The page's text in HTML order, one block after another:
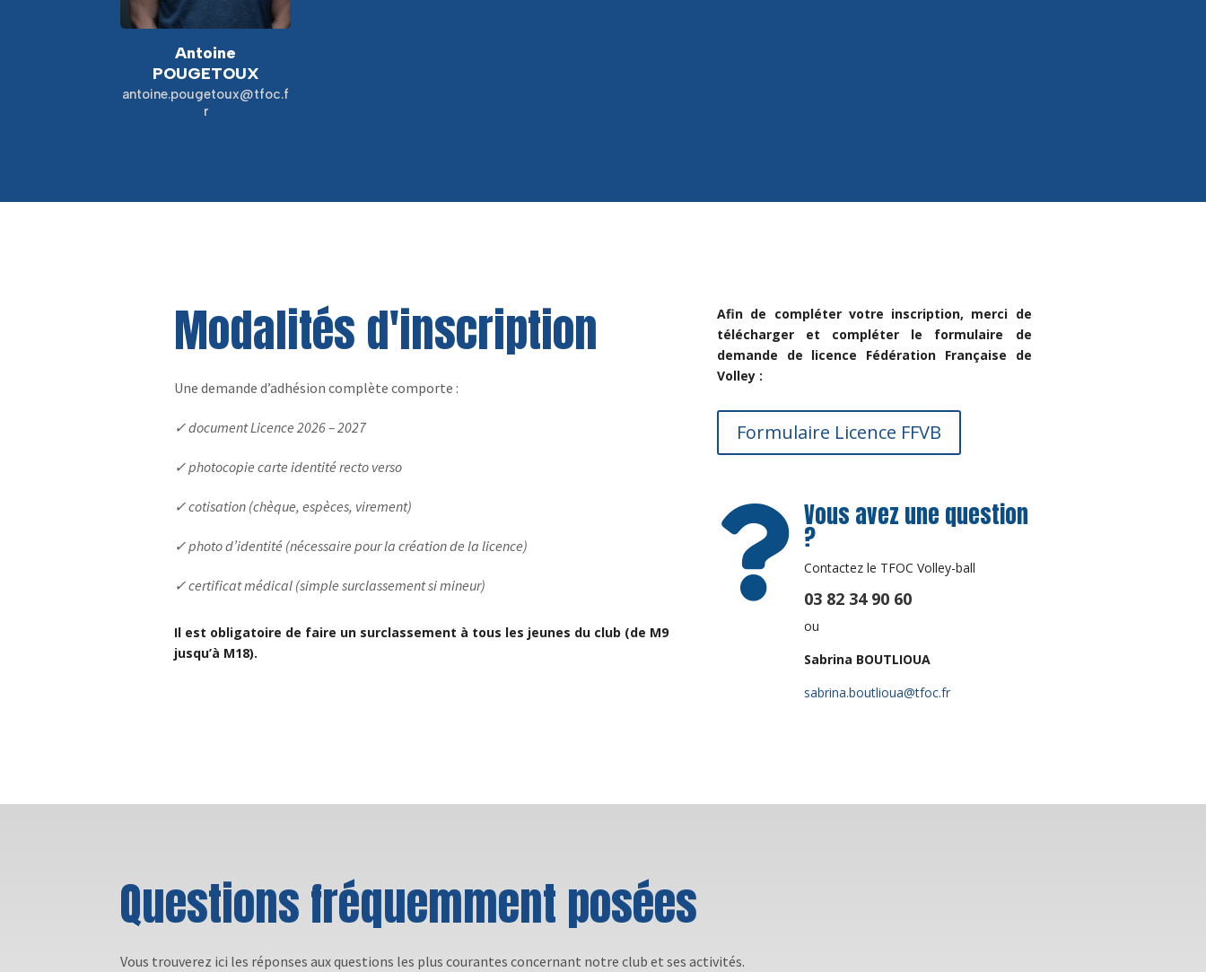
Antoine
POUGETOUX
antoine.pougetoux@tfoc.f
r
Modalités d'inscription
Une demande d’adhésion complète comporte :
✓document Licence 2026 – 2027
✓photocopie carte identité recto verso
✓cotisation (chèque, espèces, virement)
✓photo d’identité (nécessaire pour la création de la licence)
✓certificat médical (simple surclassement si mineur)
Il est obligatoire de faire un surclassement à tous les jeunes du club (de M9
jusqu’à M18).
Afin de compléter votre inscription, merci de
télécharger et compléter le formulaire de
demande de licence Fédération Française de
Volley :
Formulaire Licence FFVB
 Vous avez une question
?
Contactez le TFOC Volley-ball
03 82 34 90 60​
ou
Sabrina BOUTLIOUA
sabrina.boutlioua@tfoc.fr
Questions fréquemment posées
Vous trouverez ici les réponses aux questions les plus courantes concernant notre club et ses activités.